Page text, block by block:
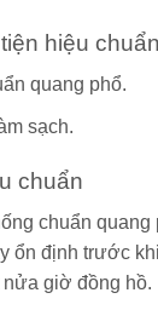
hiệu chuẩn
quang phổ.
sạch.
chuẩn
chuẩn
ổn định trước
nửa giờ đồng hồ.